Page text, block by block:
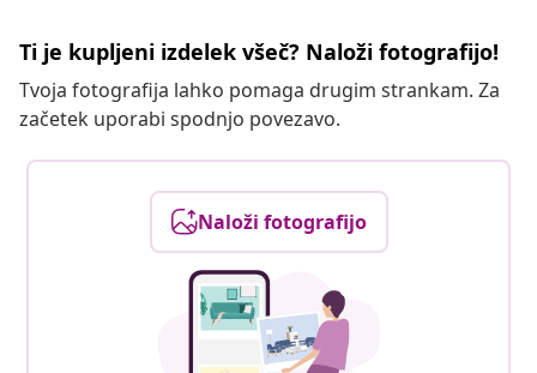
Ti je kupljeni izdelek všeč? Naloži fotografijo!
Tvoja fotografija lahko pomaga drugim strankam. Za
začetek uporabi spodnjo povezavo.
Naloži fotografijo